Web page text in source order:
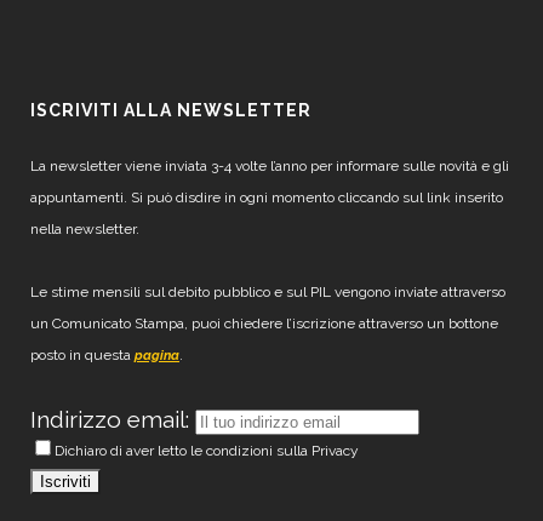
ISCRIVITI ALLA NEWSLETTER
La newsletter viene inviata 3-4 volte l’anno per informare sulle novità e gli
appuntamenti. Si può disdire in ogni momento cliccando sul link inserito
nella newsletter.
Le stime mensili sul debito pubblico e sul PIL vengono inviate attraverso
un Comunicato Stampa, puoi chiedere l’iscrizione attraverso un bottone
posto in questa pagina.
Indirizzo email:
Dichiaro di aver letto le condizioni sulla Privacy